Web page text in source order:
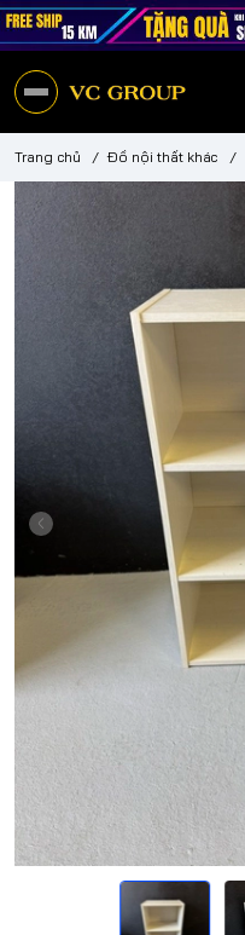
Trang chủ / Đồ nội thất khác /